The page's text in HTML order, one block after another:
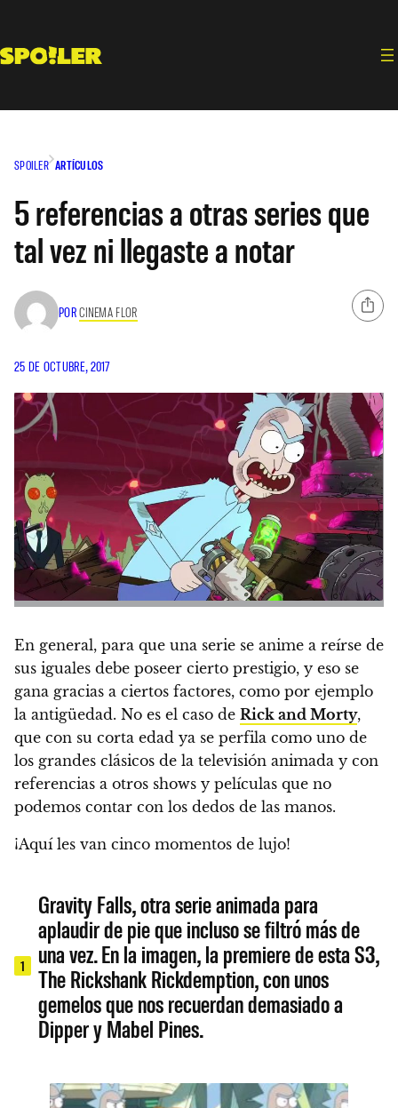
contenido
SPOILER ARTÍCULOS
5 referencias a otras series que
tal vez ni llegaste a notar
PORCINEMA FLOR
25 DE OCTUBRE, 2017
En general, para que una serie se anime a reírse de
sus iguales debe poseer cierto prestigio, y eso se
gana gracias a ciertos factores, como por ejemplo
la antigüedad. No es el caso de Rick and Morty,
que con su corta edad ya se perfila como uno de
los grandes clásicos de la televisión animada y con
referencias a otros shows y películas que no
podemos contar con los dedos de las manos.
¡Aquí les van cinco momentos de lujo!
1
Gravity Falls, otra serie animada para
aplaudir de pie que incluso se filtró más de
una vez. En la imagen, la premiere de esta S3,
The Rickshank Rickdemption, con unos
gemelos que nos recuerdan demasiado a
Dipper y Mabel Pines.